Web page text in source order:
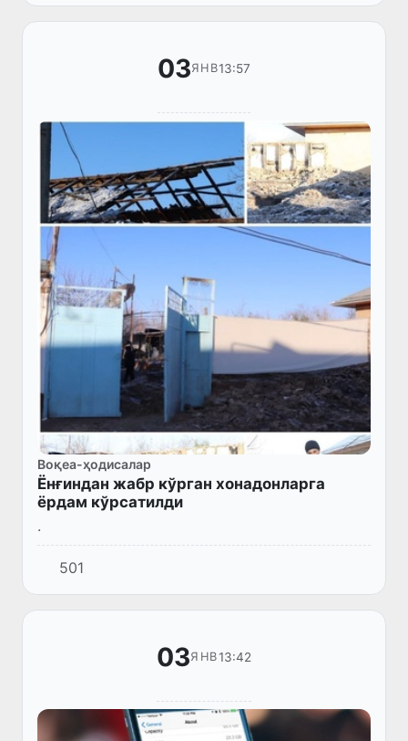
бирлашма саналади.
03ЯНВ13:57
Воқеа-ҳодисалар
Ёнғиндан жабр кўрган хонадонларга
ёрдам кўрсатилди
.
501
03ЯНВ13:42